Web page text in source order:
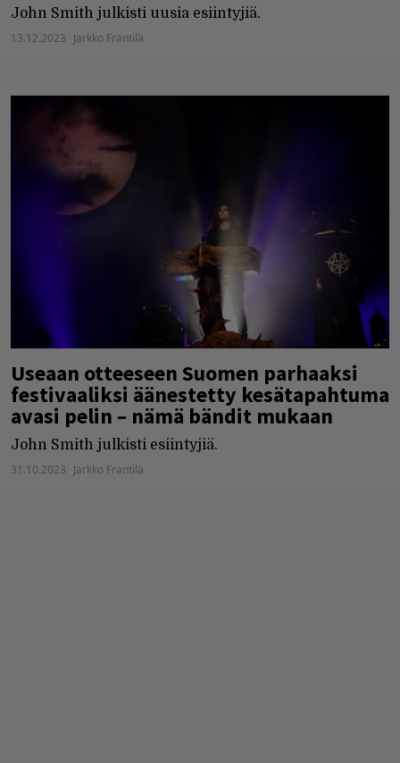
John Smith julkisti uusia esiintyjiä.
13.12.2023 Jarkko Fräntilä
Useaan otteeseen Suomen parhaaksi
festivaaliksi äänestetty kesätapahtuma
avasi pelin – nämä bändit mukaan
John Smith julkisti esiintyjiä.
31.10.2023 Jarkko Fräntilä